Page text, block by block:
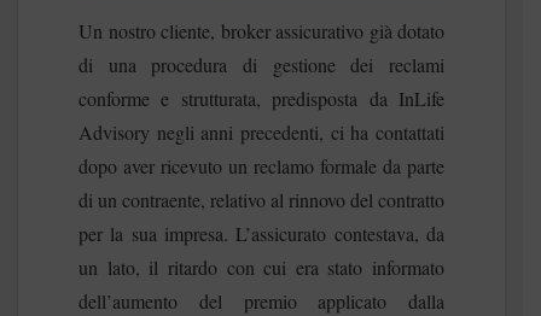
Un nostro cliente, broker assicurativo già dotato
di una procedura di gestione dei reclami
conforme e strutturata, predisposta da InLife
Advisory negli anni precedenti, ci ha contattati
dopo aver ricevuto un reclamo formale da parte
di un contraente, relativo al rinnovo del contratto
per la sua impresa. L’assicurato contestava, da
un lato, il ritardo con cui era stato informato
dell’aumento del premio applicato dalla